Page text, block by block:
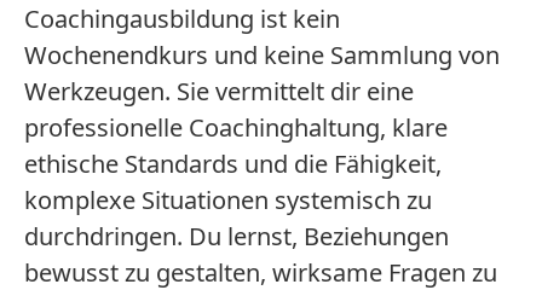
Coachingausbildung ist kein
Wochenendkurs und keine Sammlung von
Werkzeugen. Sie vermittelt dir eine
professionelle Coachinghaltung, klare
ethische Standards und die Fähigkeit,
komplexe Situationen systemisch zu
durchdringen. Du lernst, Beziehungen
bewusst zu gestalten, wirksame Fragen zu